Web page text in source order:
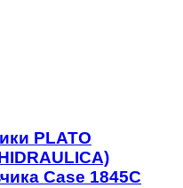
PLATO
Case 1845C